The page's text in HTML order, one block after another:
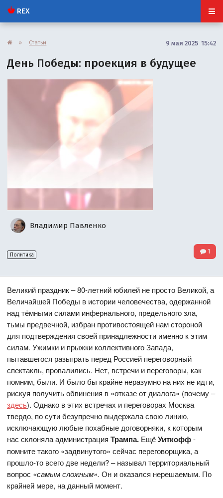
REX
» Статьи 9 мая 2025 15:42
День Победы: проекция в будущее
Владимир Павленко
Политика 1
Великий праздник – 80-летний юбилей не просто Великой, а
Величайшей Победы в истории человечества, одержанной
над тёмными силами инфернального, предельного зла,
тьмы предвечной, избран противостоящей нам стороной
для подтверждения своей принадлежности именно к этим
силам. Ужимки и прыжки коллективного Запада,
пытавшегося разыграть перед Россией переговорный
спектакль, провалились. Нет, встречи и переговоры, как
помним, были. И было бы крайне неразумно на них не идти,
рискуя получить обвинения в «отказе от диалога» (почему –
здесь). Однако в этих встречах и переговорах Москва
твердо, по сути безупречно выдержала свою линию,
исключающую любые похабные договорняки, к которым
нас склоняла администрацияТрампа. ЕщёУиткофф-
помните такого «задвинутого» сейчас переговорщика, а
прошло-то всего две недели? – называл территориальный
вопрос «самым сложным». Он и оказался нерешаемым. По
крайней мере, на данный момент.